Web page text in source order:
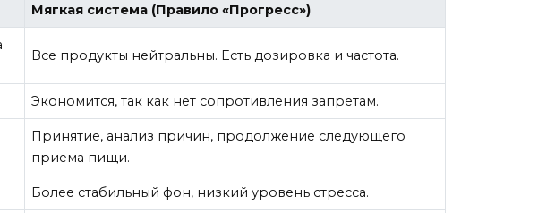
Мягкая система (Правило «Прогресс»)
Все продукты нейтральны. Есть дозировка и частота.
Экономится, так как нет сопротивления запретам.
Принятие, анализ причин, продолжение следующего
приема пищи.
Более стабильный фон, низкий уровень стресса.